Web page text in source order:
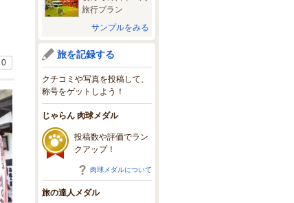
0
旅行プラン
サンプルをみる
旅を記録する
クチコミや写真を投稿して、
称号をゲットしよう！
じゃらん 肉球メダル
投稿数や評価でラン
クアップ！
肉球メダルについて
旅の達人メダル